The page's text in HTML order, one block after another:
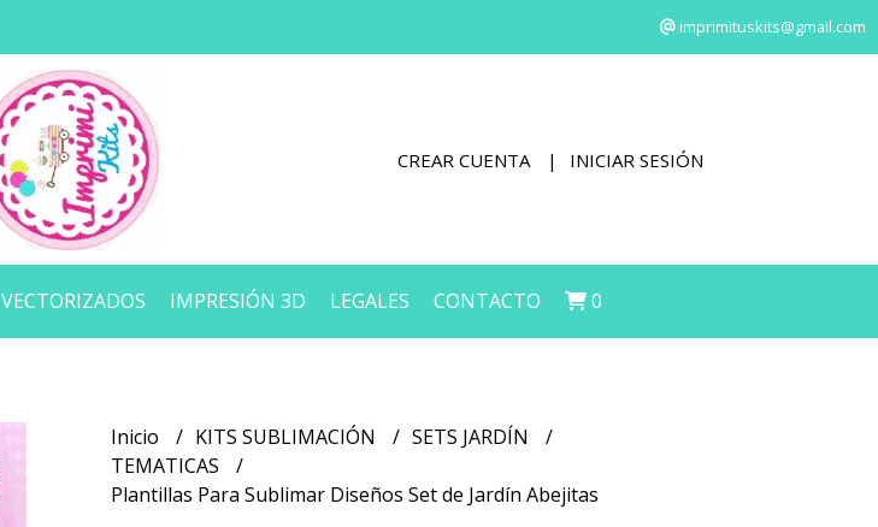
imprimituskits@gmail.com
CREAR CUENTA INICIAR SESIÓN
VECTORIZADOS IMPRESIÓN 3D LEGALES CONTACTO 0
Inicio KITS SUBLIMACIÓN
SETS JARDÍN
TEMATICAS
Plantillas Para Sublimar Diseños Set de Jardín Abejitas